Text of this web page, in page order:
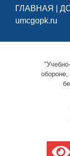
ГЛАВНАЯ
umcgopk.ru